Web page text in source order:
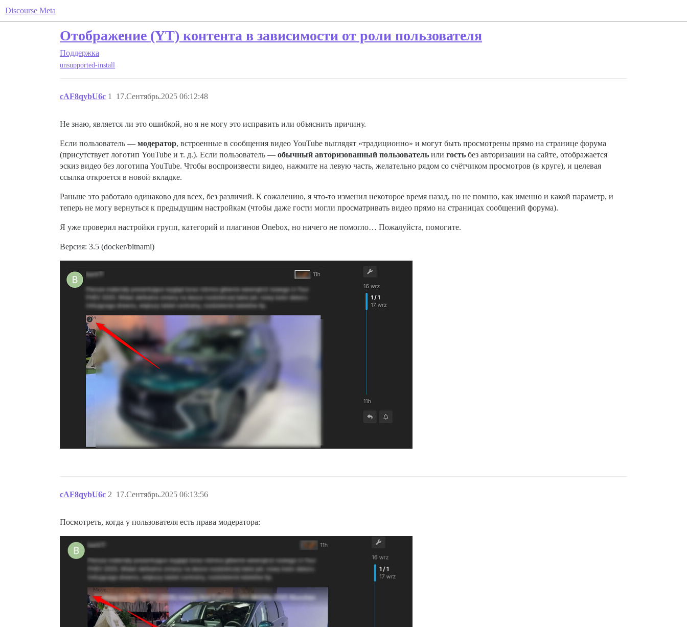
Discourse Meta
Отображение (YT) контента в зависимости от роли пользователя
Поддержка
unsupported-install
cAF8qybU6c 17.Сентябрь.2025 06:12:48
1
Не знаю, является ли это ошибкой, но я не могу это исправить или объяснить причину.
Если пользователь — модератор, встроенные в сообщения видео YouTube выглядят «традиционно» и могут быть просмотрены прямо на странице форума
(присутствует логотип YouTube и т. д.). Если пользователь — обычный авторизованный пользователь или гость без авторизации на сайте, отображается
эскиз видео без логотипа YouTube. Чтобы воспроизвести видео, нажмите на левую часть, желательно рядом со счётчиком просмотров (в круге), и целевая
ссылка откроется в новой вкладке.
Раньше это работало одинаково для всех, без различий. К сожалению, я что-то изменил некоторое время назад, но не помню, как именно и какой параметр, и
теперь не могу вернуться к предыдущим настройкам (чтобы даже гости могли просматривать видео прямо на страницах сообщений форума).
Я уже проверил настройки групп, категорий и плагинов Onebox, но ничего не помогло… Пожалуйста, помогите.
Версия: 3.5 (docker/bitnami)
cAF8qybU6c 17.Сентябрь.2025 06:13:56
2
Посмотреть, когда у пользователя есть права модератора: